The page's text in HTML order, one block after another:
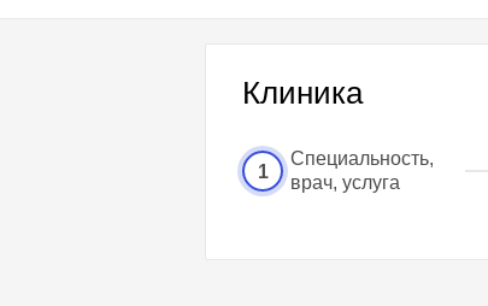
Клиника
1
Специальность,
врач, услуга